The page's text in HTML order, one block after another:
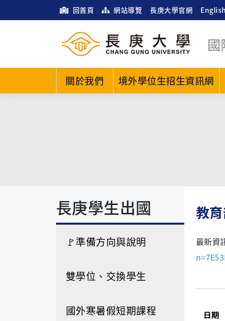
回首頁 網站導覽 長庚大學官網 English
關於我們 境外學位生招生資訊網
長庚學生出國
🚩準備方向與說明
雙學位、交換學生
國外寒暑假短期課程
教
最新資
日期